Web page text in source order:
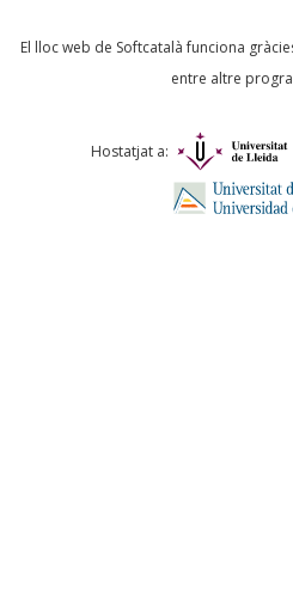
Què proposeu?
Comentari *
El lloc web de Softcatalà funciona
entre altre
Hostatjat a: